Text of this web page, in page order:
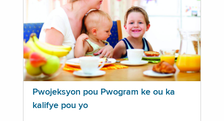
Pwojeksyon pou Pwogram ke ou ka
kalifye pou yo